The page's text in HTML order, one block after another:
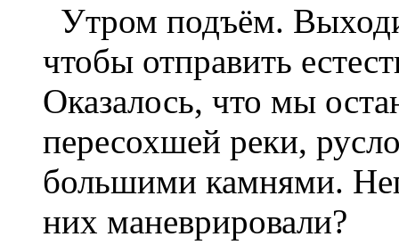
Утром подъём.
чтобы отправить
Оказалось, что мы
пересохшей реки,
большими камнями.
них маневрировали?